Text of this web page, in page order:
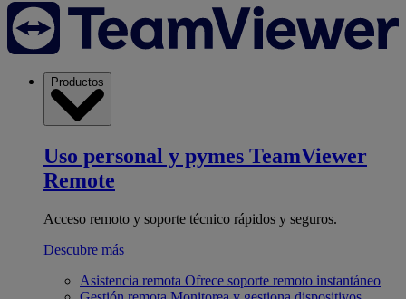
Productos
Uso personal y pymes TeamViewer
Remote
Acceso remoto y soporte técnico rápidos y seguros.
Descubre más
Asistencia remota Ofrece soporte remoto instantáneo